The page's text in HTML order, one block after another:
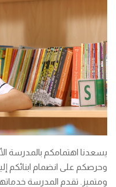
يسعدنا اهتمامكم بالمدرسة
وحرصكم على انضمام ابنائكم
ومتميز. تقدم المدرسة